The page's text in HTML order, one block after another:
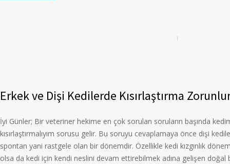
Erkek ve Dişi Kedilerde Kısırlaştırma
İyi Günler; Bir veteriner hekime en çok sorulan soruların başında
kısırlaştırmalıyım sorusu gelir. Bu soruyu cevaplamaya önce dişi
spontan yani rastgele olan bir dönemdir. Özellikle kedi kızgınlık
olsa da kedi için kendi neslini devam ettirebilmek adına gelişen doğal